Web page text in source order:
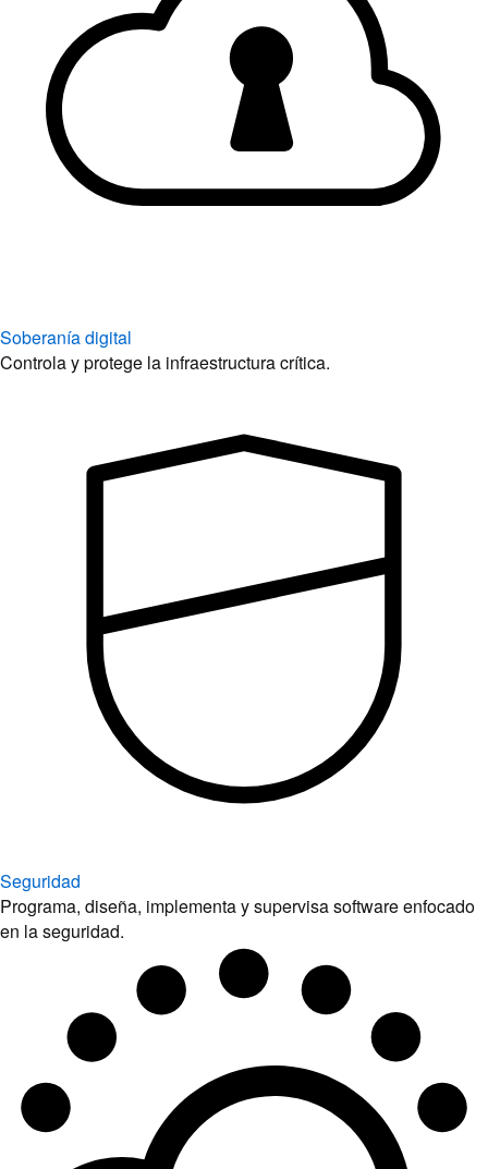
Soberanía digital
Controla y protege la infraestructura crítica.
Seguridad
Programa, diseña, implementa y supervisa software enfocado
en la seguridad.